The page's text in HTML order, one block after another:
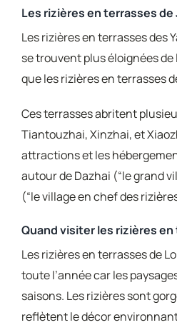
Les rizières en terrasses de
Les rizières en terrasses des
se trouvent plus éloignées
que les rizières en terrasses
Ces terrasses abritent
Tiantouzhai, Xinzhai, et
attractions et les
autour de Dazhai (“le grand
(“le village en chef des
Quand visiter les rizières
Les rizières en terrasses de
toute l’année car les
saisons. Les rizières sont
reflètent le décor